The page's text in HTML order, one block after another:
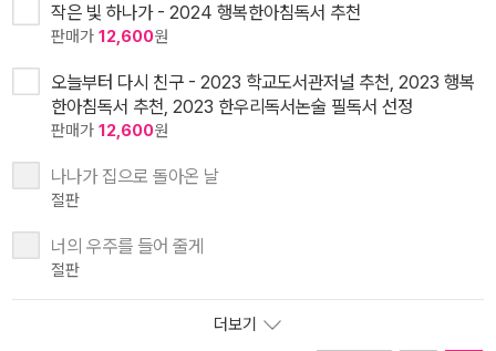
작은 빛 하나가 - 2024 행복한아침독서 추천
판매가 12,600원
오늘부터 다시 친구 - 2023 학교도서관저널 추천, 2023 행복
한아침독서 추천, 2023 한우리독서논술 필독서 선정
판매가 12,600원
나나가 집으로 돌아온 날
절판
너의 우주를 들어 줄게
절판
더보기